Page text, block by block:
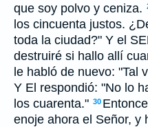
que soy polvo y ceniza.
los cincuenta justos.
toda la ciudad?" Y el
destruiré si hallo allí
le habló de nuevo: "Tal
Y El respondió: "No lo
los cuarenta." 30
enoje ahora el Señor, y